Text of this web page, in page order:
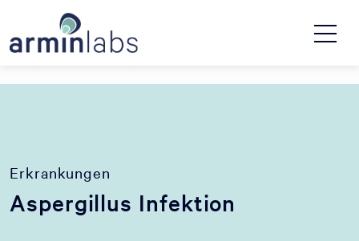
Erkrankungen
Aspergillus Infektion